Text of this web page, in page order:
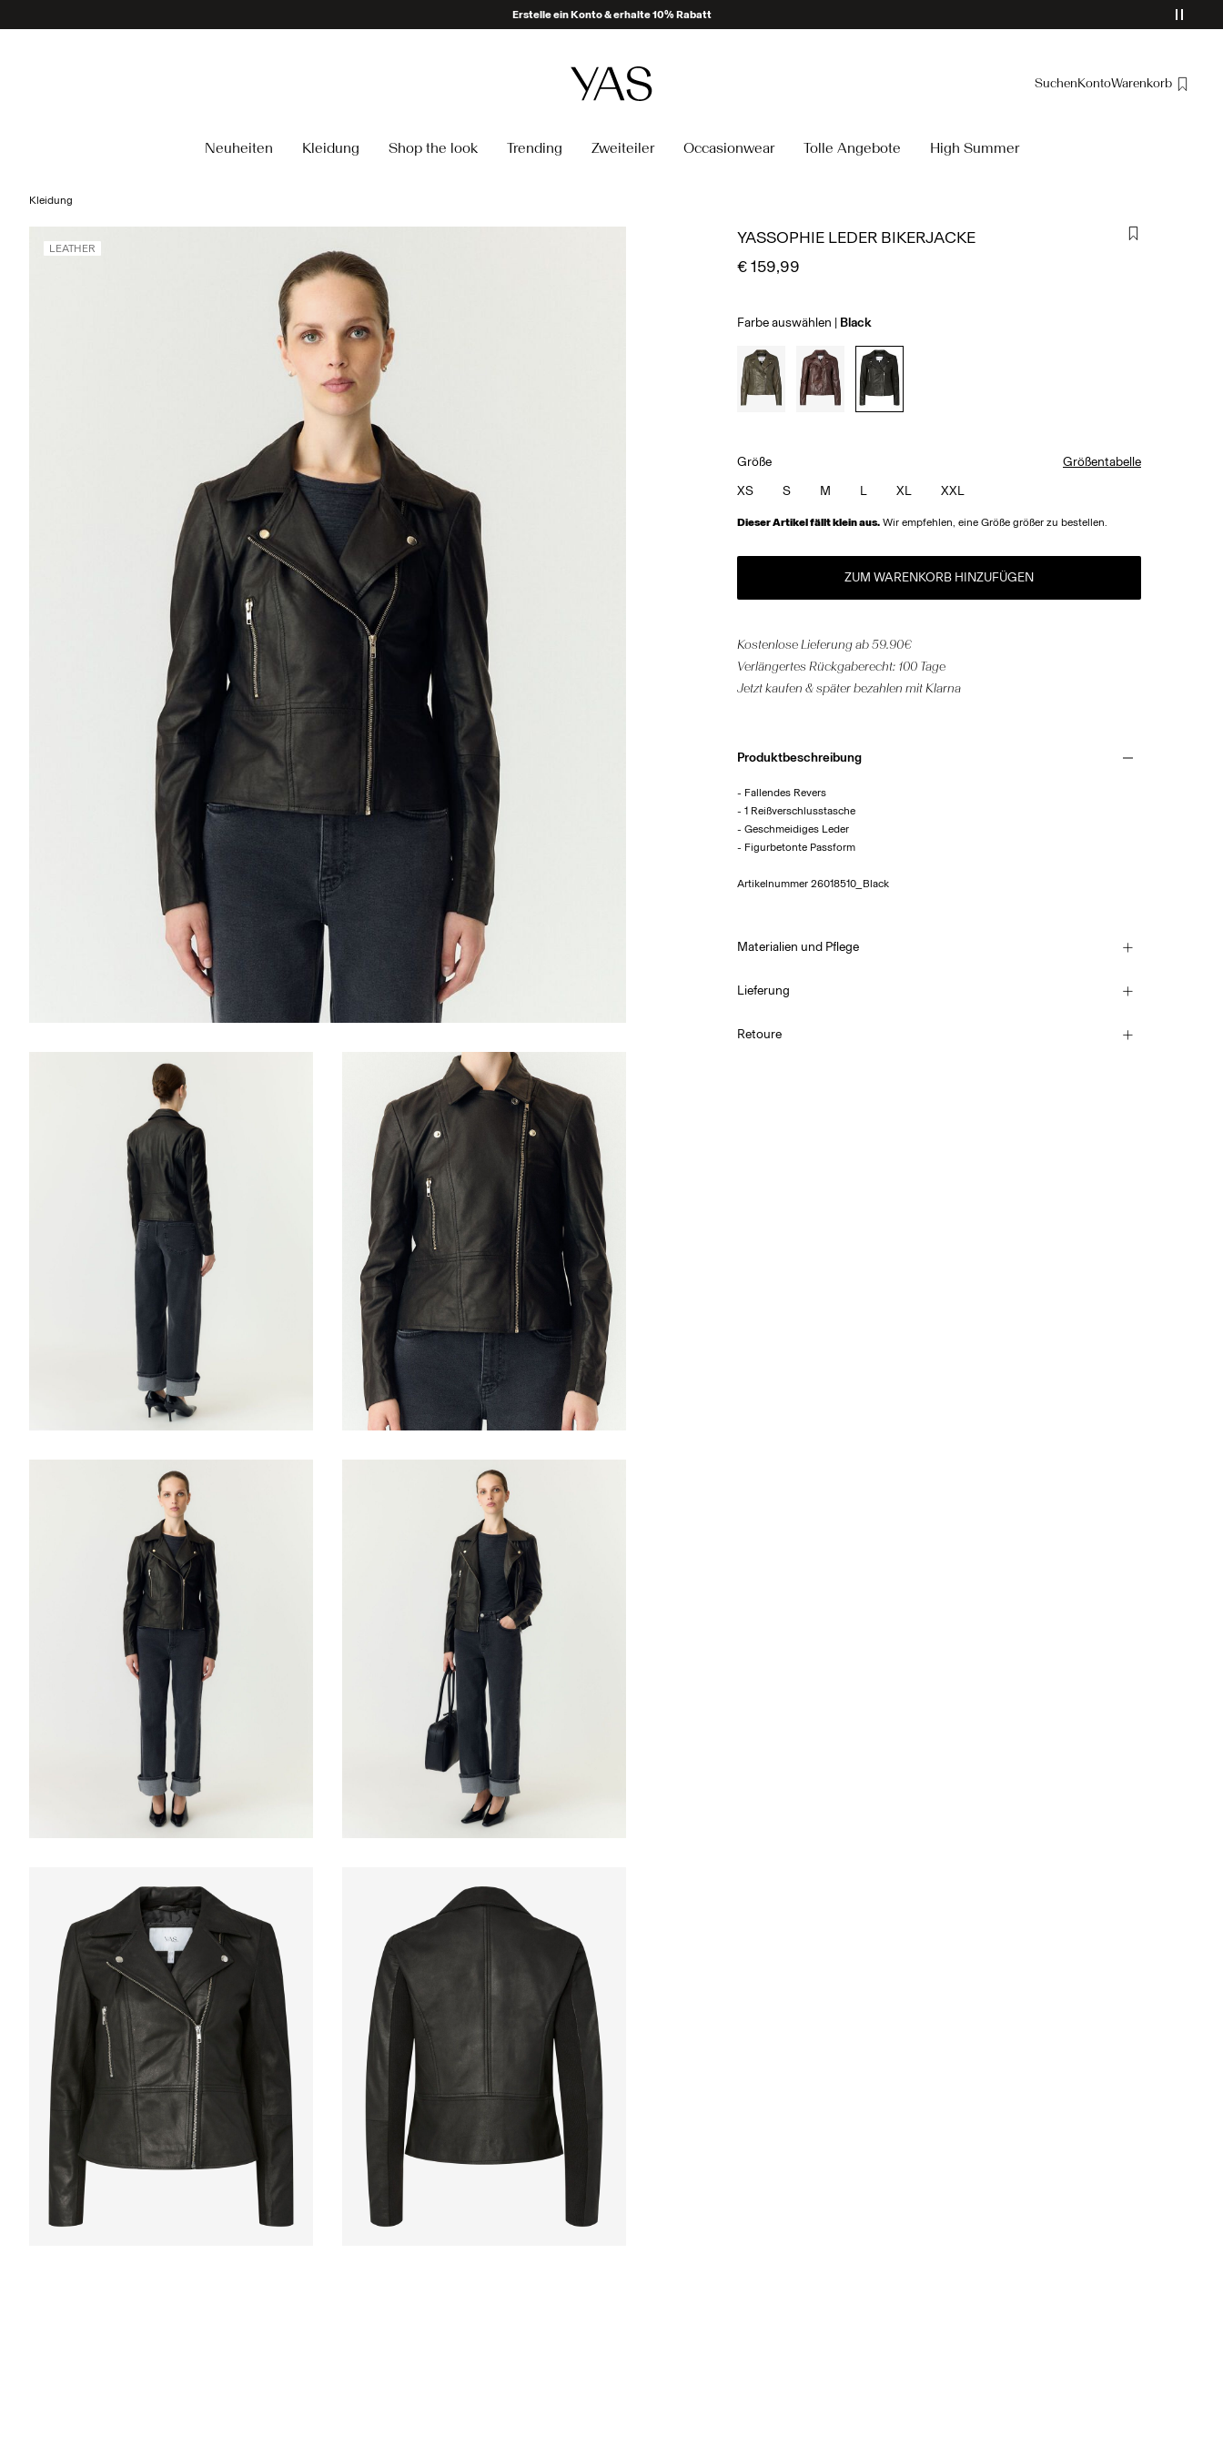
Erstelle ein Konto & erhalte 10% Rabatt
SuchenKontoWarenkorb
Neuheiten Kleidung Shop the look Trending Zweiteiler Occasionwear Tolle Angebote High Summer
Kleidung
LEATHER
YASSOPHIE LEDER BIKERJACKE
€ 159,99
Farbe auswählen Black
Größe
Größentabelle
XS
S M L XL XXL
Dieser Artikel fällt klein aus. Wir empfehlen, eine Größe größer zu bestellen.
ZUM WARENKORB HINZUFÜGEN
Kostenlose Lieferung ab 59.90€
Verlängertes Rückgaberecht: 100 Tage
Jetzt kaufen & später bezahlen mit Klarna
Produktbeschreibung
- Fallendes Revers
- 1 Reißverschlusstasche
- Geschmeidiges Leder
- Figurbetonte Passform
Artikelnummer 26018510_Black
Materialien und Pflege
Lieferung
Retoure